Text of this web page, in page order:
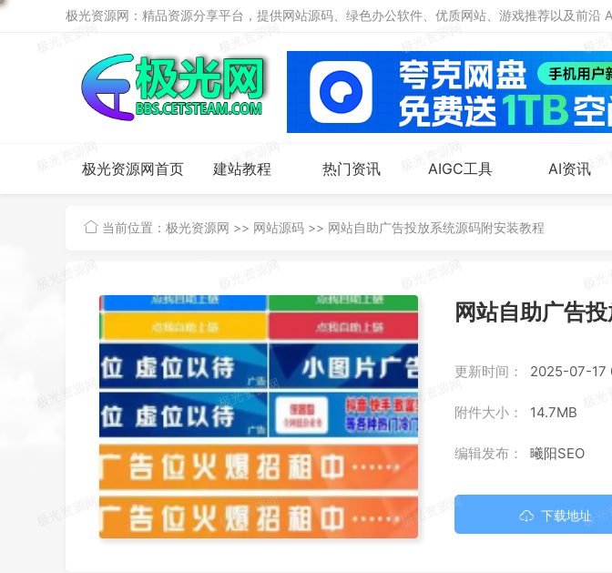
极光资源网：精品资源分享平台，提供网站源码、绿色办公软件、优质网站、游戏推荐以及前沿
极光资源网首页 建站教程 热门资讯 AIGC工具 AI资讯
当前位置： 极光资源网 >> 网站源码 >> 网站自助广告投放系统源码附安装教程
网站自助广告
更新时间： 2025-07-17
附件大小： 14.7MB
编辑发布： 曦阳SEO
下载地址